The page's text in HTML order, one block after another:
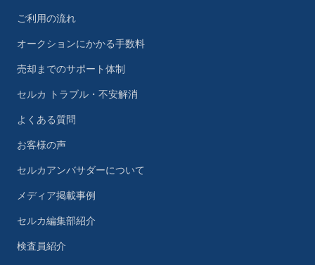
ご利用の流れ
オークションにかかる手数料
売却までのサポート体制
セルカ トラブル・不安解消
よくある質問
お客様の声
セルカアンバサダーについて
メディア掲載事例
セルカ編集部紹介
検査員紹介